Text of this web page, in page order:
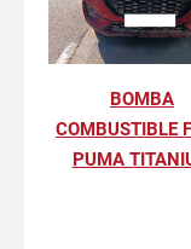
BOMBA
COMBUSTIBLE
PUMA